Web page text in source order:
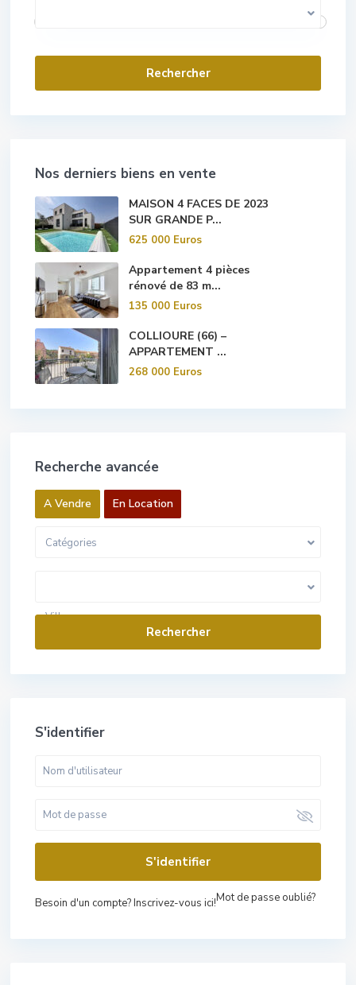
Nos derniers biens en vente
MAISON 4 FACES DE 2023
SUR GRANDE P...
625 000 Euros
Appartement 4 pièces
rénové de 83 m...
135 000 Euros
COLLIOURE (66) –
APPARTEMENT ...
268 000 Euros
Recherche avancée
A Vendre En Location
Catégories
Villes
S'identifier
S'identifier
Besoin d'un compte? Inscrivez-vous ici!Mot de passe oublié?